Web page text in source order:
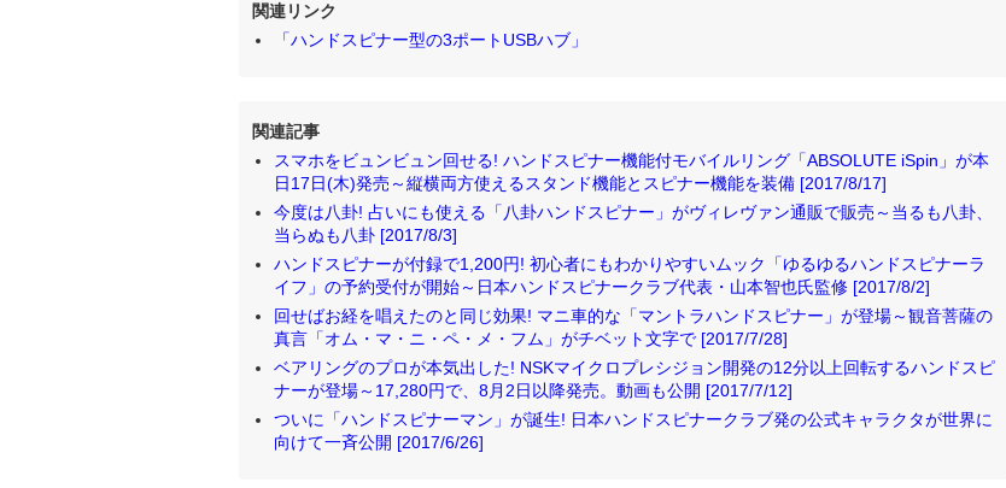
関連リンク
「ハンドスピナー型の3ポートUSBハブ」
関連記事
スマホをビュンビュン回せる! ハンドスピナー機能付モバイルリング「ABSOLUTE iSpin」が本
日17日(木)発売～縦横両方使えるスタンド機能とスピナー機能を装備 [2017/8/17]
今度は八卦! 占いにも使える「八卦ハンドスピナー」がヴィレヴァン通販で販売～当るも八卦、
当らぬも八卦 [2017/8/3]
ハンドスピナーが付録で1,200円! 初心者にもわかりやすいムック「ゆるゆるハンドスピナーラ
イフ」の予約受付が開始～日本ハンドスピナークラブ代表・山本智也氏監修 [2017/8/2]
回せばお経を唱えたのと同じ効果! マニ車的な「マントラハンドスピナー」が登場～観音菩薩の
真言「オム・マ・ニ・ペ・メ・フム」がチベット文字で [2017/7/28]
ベアリングのプロが本気出した! NSKマイクロプレシジョン開発の12分以上回転するハンドスピ
ナーが登場～17,280円で、8月2日以降発売。動画も公開 [2017/7/12]
ついに「ハンドスピナーマン」が誕生! 日本ハンドスピナークラブ発の公式キャラクタが世界に
向けて一斉公開 [2017/6/26]